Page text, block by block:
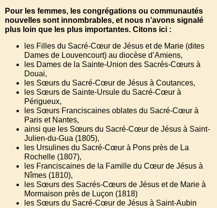
Pour les femmes, les congrégations ou communautés
nouvelles sont innombrables, et nous n’avons signalé
plus loin que les plus importantes. Citons ici :
les Filles du Sacré-Cœur de Jésus et de Marie (dites
Dames de Louvencourt) au diocèse d’Amiens,
les Dames de la Sainte-Union des Sacrés-Cœurs à
Douai,
les Sœurs du Sacré-Cœur de Jésus à Coutances,
les Sœurs de Sainte-Ursule du Sacré-Cœur à
Périgueux,
les Sœurs Franciscaines oblates du Sacré-Cœur à
Paris et Nantes,
ainsi que les Sœurs du Sacré-Cœur de Jésus à Saint-
Julien-du-Gua (1805),
les Ursulines du Sacré-Cœur à Pons près de La
Rochelle (1807),
les Franciscaines de la Famille du Cœur de Jésus à
Nîmes (1810),
les Sœurs des Sacrés-Cœurs de Jésus et de Marie à
Mormaison près de Luçon (1818)
les Sœurs du Sacré-Cœur de Jésus à Saint-Aubin